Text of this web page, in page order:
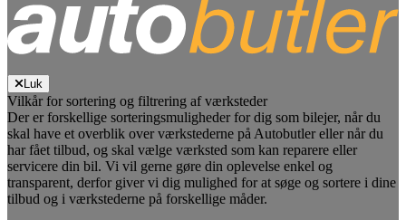
Luk
Vilkår for sortering og filtrering af værksteder
Der er forskellige sorteringsmuligheder for dig som bilejer, når du
skal have et overblik over værkstederne på Autobutler eller når du
har fået tilbud, og skal vælge værksted som kan reparere eller
servicere din bil. Vi vil gerne gøre din oplevelse enkel og
transparent, derfor giver vi dig mulighed for at søge og sortere i dine
tilbud og i værkstederne på forskellige måder.